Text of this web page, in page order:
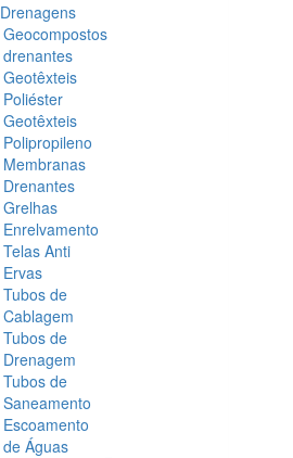
Drenagens
Geocompostos
drenantes
Geotêxteis
Poliéster
Geotêxteis
Polipropileno
Membranas
Drenantes
Grelhas
Enrelvamento
Telas Anti
Ervas
Tubos de
Cablagem
Tubos de
Drenagem
Tubos de
Saneamento
Escoamento
de Águas